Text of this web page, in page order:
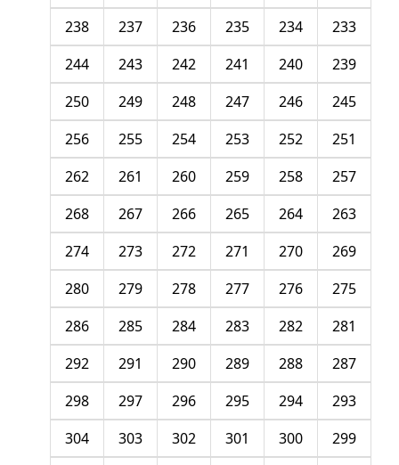
233
234
235
236
237
238
239
240
241
242
243
244
245
246
247
248
249
250
251
252
253
254
255
256
257
258
259
260
261
262
263
264
265
266
267
268
269
270
271
272
273
274
275
276
277
278
279
280
281
282
283
284
285
286
287
288
289
290
291
292
293
294
295
296
297
298
299
300
301
302
303
304